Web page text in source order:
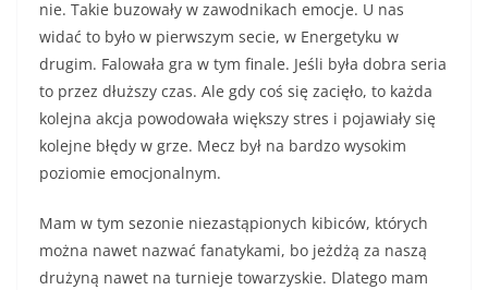
nie. Takie buzowały w zawodnikach emocje. U nas
widać to było w pierwszym secie, w Energetyku w
drugim. Falowała gra w tym finale. Jeśli była dobra seria
to przez dłuższy czas. Ale gdy coś się zacięło, to każda
kolejna akcja powodowała większy stres i pojawiały się
kolejne błędy w grze. Mecz był na bardzo wysokim
poziomie emocjonalnym.
Mam w tym sezonie niezastąpionych kibiców, których
można nawet nazwać fanatykami, bo jeżdżą za naszą
drużyną nawet na turnieje towarzyskie. Dlatego mam